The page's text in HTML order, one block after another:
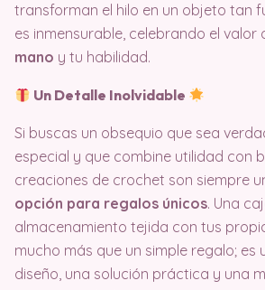
transforman el hilo en un objeto tan
es inmensurable, celebrando el valor
mano y tu habilidad.
Un Detalle Inolvidable
Si buscas un obsequio que sea
especial y que combine utilidad con
creaciones de crochet son siempre
opción para regalos únicos. Una
almacenamiento tejida con tus
mucho más que un simple regalo; es
diseño, una solución práctica y una